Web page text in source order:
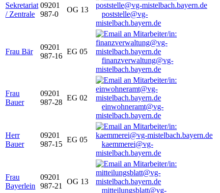
Sekretariat
/ Zentrale
09201
987-0
OG 13
poststelle@vg-
mistelbach.bayern.de
Frau Bär
09201
987-16
EG 05
finanzverwaltung@vg-
mistelbach.bayern.de
Frau
Bauer
09201
987-28
EG 02
einwohneramt@vg-
mistelbach.bayern.de
Herr
Bauer
09201
987-15
EG 05
kaemmerei@vg-
mistelbach.bayern.de
Frau
Bayerlein
09201
987-21
OG 13
mitteilungsblatt@vg-